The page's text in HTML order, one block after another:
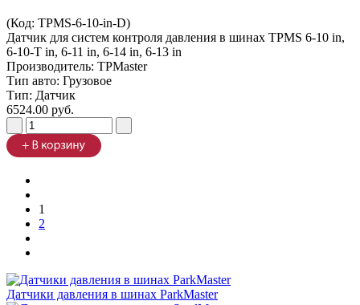
(Код: TPMS-6-10-in-D)
Датчик для систем контроля давления в шинах TPMS 6-10 in,
6-10-Т in, 6-11 in, 6-14 in, 6-13 in
Производитель: TPMaster
Тип авто: Грузовое
Тип: Датчик
6524.00 руб.
1
2
Датчики давления в шинах ParkMaster